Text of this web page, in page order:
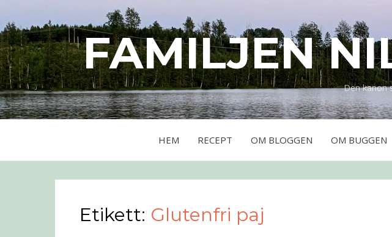
FAMILJEN
Den kanon
HEM RECEPT OM BLOGGEN OM BUGGEN
Etikett: Glutenfri paj